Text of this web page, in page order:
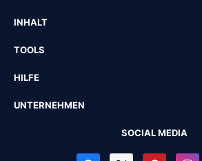
INHALT
TOOLS
HILFE
UNTERNEHMEN
SOCIAL MEDIA